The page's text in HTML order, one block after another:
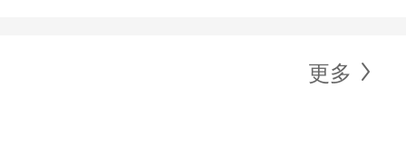
更多